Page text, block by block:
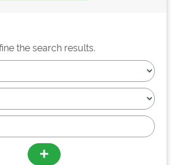
the search results.